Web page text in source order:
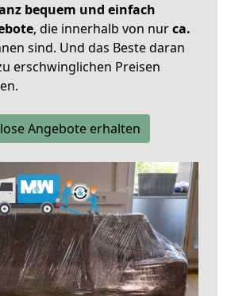
bequem und einfach
, die innerhalb von nurca.
sind. Und das Beste daran
erschwinglichen Preisen
Angebote erhalten